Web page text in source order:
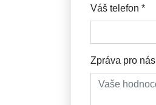
Váš telefon *
Zpráva pro nás